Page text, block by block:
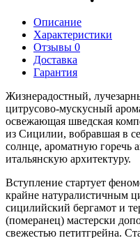
Описание
Характеристики
Отзывы 0
Доставка
Гарантия
Жизнерадостный,
цитрусово-мускусный
освежающая шведская
из Сицилии, вобравшая в
солнце, ароматную горечь
итальянскую архитектуру.
Вступление стартует
крайне натуралистичным
сицилийский бергамот и
(померанец) мастерски
свежестью петитгрейна.